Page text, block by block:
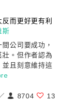
而更好更有利
斯
間公司要成功，
。但作者認為
並且刻意維持這
8704 13